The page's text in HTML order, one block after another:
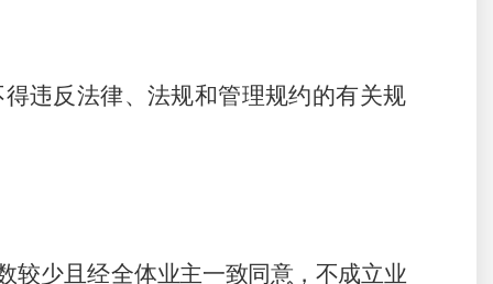
违反法律、法规和管理规约的有关规
较少且经全体业主一致同意，不成立业